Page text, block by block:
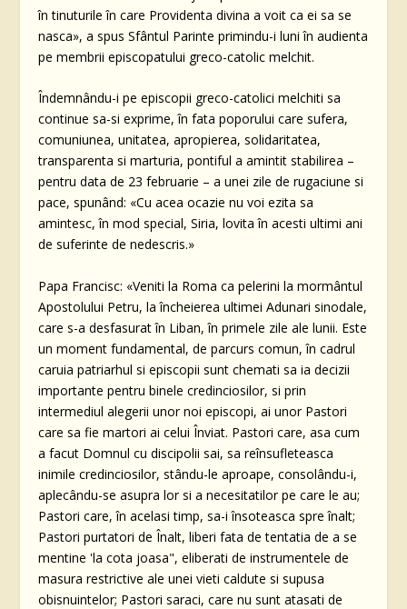
în tinuturile în care Providenta divina a voit ca ei sa se
nasca», a spus Sfântul Parinte primindu-i luni în audienta
pe membrii episcopatului greco-catolic melchit.
Îndemnându-i pe episcopii greco-catolici melchiti sa
continue sa-si exprime, în fata poporului care sufera,
comuniunea, unitatea, apropierea, solidaritatea,
transparenta si marturia, pontiful a amintit stabilirea –
pentru data de 23 februarie – a unei zile de rugaciune si
pace, spunând: «Cu acea ocazie nu voi ezita sa
amintesc, în mod special, Siria, lovita în acesti ultimi ani
de suferinte de nedescris.»
Papa Francisc: «Veniti la Roma ca pelerini la mormântul
Apostolului Petru, la încheierea ultimei Adunari sinodale,
care s-a desfasurat în Liban, în primele zile ale lunii. Este
un moment fundamental, de parcurs comun, în cadrul
caruia patriarhul si episcopii sunt chemati sa ia decizii
importante pentru binele credinciosilor, si prin
intermediul alegerii unor noi episcopi, ai unor Pastori
care sa fie martori ai celui Înviat. Pastori care, asa cum
a facut Domnul cu discipolii sai, sa reînsufleteasca
inimile credinciosilor, stându-le aproape, consolându-i,
aplecându-se asupra lor si a necesitatilor pe care le au;
Pastori care, în acelasi timp, sa-i însoteasca spre înalt;
Pastori purtatori de Înalt, liberi fata de tentatia de a se
mentine 'la cota joasa", eliberati de instrumentele de
masura restrictive ale unei vieti caldute si supusa
obisnuintelor; Pastori saraci, care nu sunt atasati de